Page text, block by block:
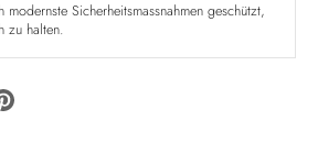
modernste Sicherheitsmassnahmen geschützt,
zu halten.